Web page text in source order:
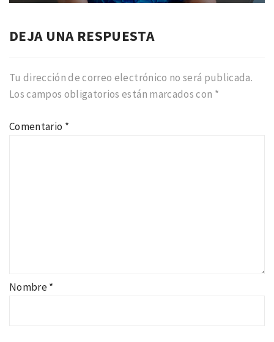
DEJA UNA RESPUESTA
Tu dirección de correo electrónico no será publicada.
Los campos obligatorios están marcados con *
Comentario *
Nombre*